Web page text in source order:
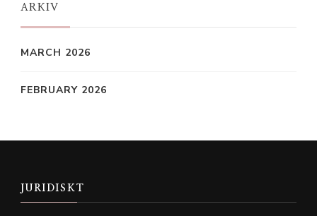
ARKIV
MARCH 2026
FEBRUARY 2026
JURIDISKT